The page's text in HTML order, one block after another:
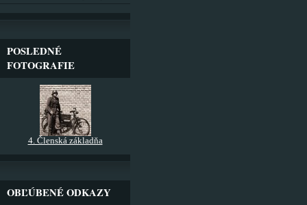
POSLEDNÉ
FOTOGRAFIE
4. Členská základňa
OBĽÚBENÉ ODKAZY